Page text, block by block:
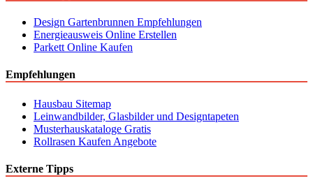
Design Gartenbrunnen Empfehlungen
Energieausweis Online Erstellen
Parkett Online Kaufen
Empfehlungen
Hausbau Sitemap
Leinwandbilder, Glasbilder und Designtapeten
Musterhauskataloge Gratis
Rollrasen Kaufen Angebote
Externe Tipps